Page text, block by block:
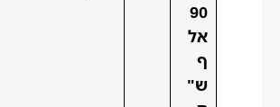
90
אל
ף
ש"